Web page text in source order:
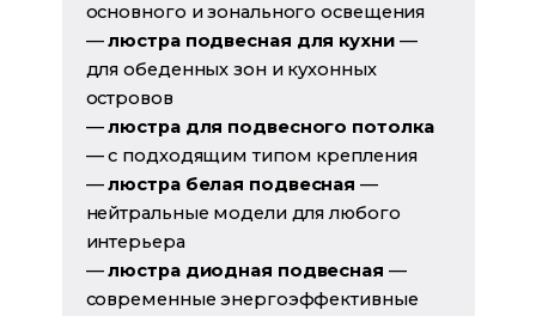
основного и зонального освещения
—люстра подвесная для кухни—
для обеденных зон и кухонных
островов
—люстра для подвесного потолка
— с подходящим типом крепления
—люстра белая подвесная —
нейтральные модели для любого
интерьера
—люстра диодная подвесная —
современные энергоэффективные